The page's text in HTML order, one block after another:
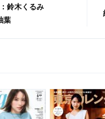
鈴木くるみ
葉